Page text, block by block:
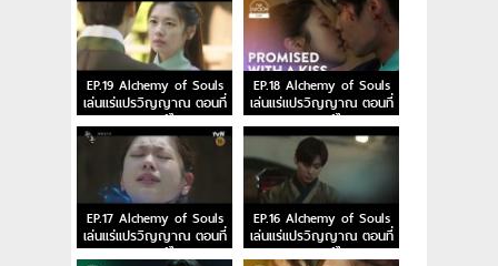
EP.19 Alchemy of Souls
เล่นแร่แปรวิญญาณ ตอนที่
19 พากย์ไทย
EP.18 Alchemy of Souls
เล่นแร่แปรวิญญาณ ตอนที่
18 พากย์ไทย
EP.17 Alchemy of Souls
เล่นแร่แปรวิญญาณ ตอนที่
17 พากย์ไทย
EP.16 Alchemy of Souls
เล่นแร่แปรวิญญาณ ตอนที่
16 พากย์ไทย